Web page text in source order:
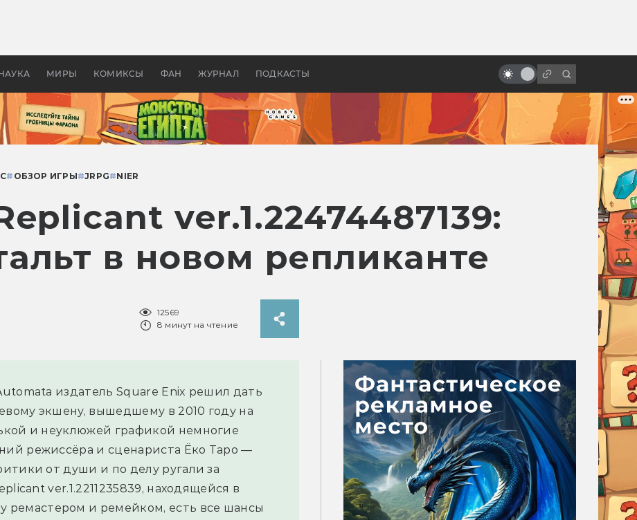
МИРЫ КОМИКСЫ ФАН ЖУРНАЛ ПОДКАСТЫ
колец»
Древней Грецией
культовый фильм
# ОБЗОР ИГРЫ#JRPG#NIER
ver.1.22474487139:
в новом репликанте
12569
8 минут на чтение
издатель Square Enix решил дать
экшену, вышедшему в 2010 году на
и неуклюжей графикой немногие
режиссёра и сценариста Ёко Таро —
от души и по делу ругали за
ver.1.2211235839, находящейся в
и ремейком, есть все шансы